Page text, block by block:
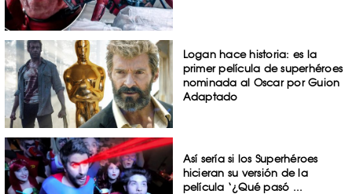
Logan hace historia: es la
primer película de superhéroes
nominada al Oscar por Guion
Adaptado
Así sería si los Superhéroes
hicieran su versión de la
película ‘¿Qué pasó ...